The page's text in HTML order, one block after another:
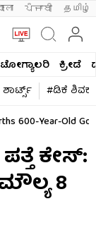
ਪੰਜਾਬੀ தமிழ்
ಕ್ರೀಡೆ
ಶಾರ್ಟ್ಸ್​
#ಡಿಕೆ
600-Year-Old
ಕೇಸ್​:
ಮೌಲ್ಯ 8